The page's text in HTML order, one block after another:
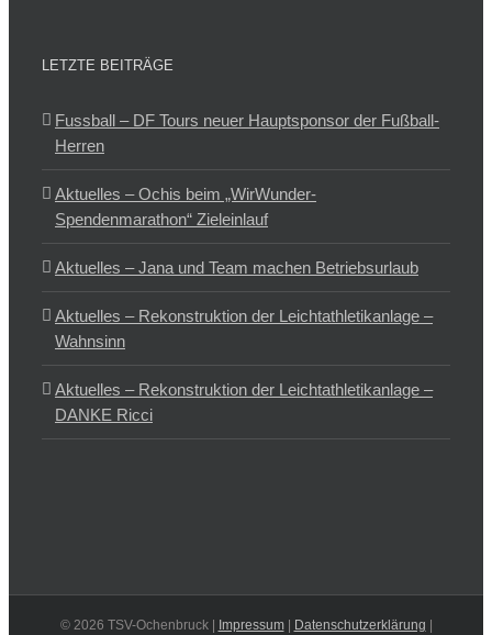
LETZTE BEITRÄGE
Fussball – DF Tours neuer Hauptsponsor der Fußball-
Herren
Aktuelles – Ochis beim „WirWunder-
Spendenmarathon“ Zieleinlauf
Aktuelles – Jana und Team machen Betriebsurlaub
Aktuelles – Rekonstruktion der Leichtathletikanlage –
Wahnsinn
Aktuelles – Rekonstruktion der Leichtathletikanlage –
DANKE Ricci
© 2026 TSV-Ochenbruck | Impressum| Datenschutzerklärung |